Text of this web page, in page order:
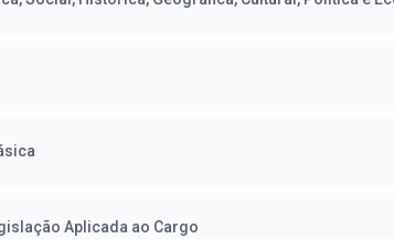
Aplicada ao Cargo